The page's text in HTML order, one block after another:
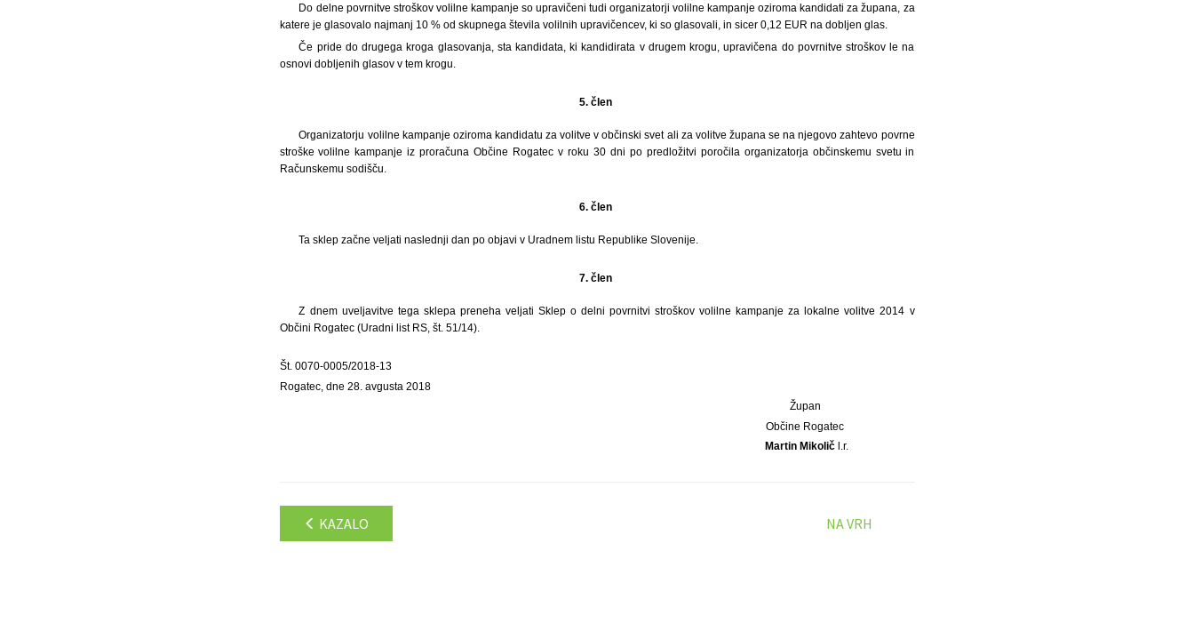
Do delne povrnitve stroškov volilne kampanje so upravičeni tudi organizatorji volilne kampanje oziroma kandidati za župana, za
katere je glasovalo najmanj 10 % od skupnega števila volilnih upravičencev, ki so glasovali, in sicer 0,12 EUR na dobljen glas.
Če pride do drugega kroga glasovanja, sta kandidata, ki kandidirata v drugem krogu, upravičena do povrnitve stroškov le na
osnovi dobljenih glasov v tem krogu.
5. člen
Organizatorju volilne kampanje oziroma kandidatu za volitve v občinski svet ali za volitve župana se na njegovo zahtevo povrne
stroške volilne kampanje iz proračuna Občine Rogatec v roku 30 dni po predložitvi poročila organizatorja občinskemu svetu in
Računskemu sodišču.
6. člen
Ta sklep začne veljati naslednji dan po objavi v Uradnem listu Republike Slovenije.
7. člen
Z dnem uveljavitve tega sklepa preneha veljati Sklep o delni povrnitvi stroškov volilne kampanje za lokalne volitve 2014 v
Občini Rogatec (Uradni list RS, št. 51/14).
Št. 0070-0005/2018-13
Rogatec, dne 28. avgusta 2018
Župan
Občine Rogatec
Martin Mikoličl.r.
KAZALO NA VRH